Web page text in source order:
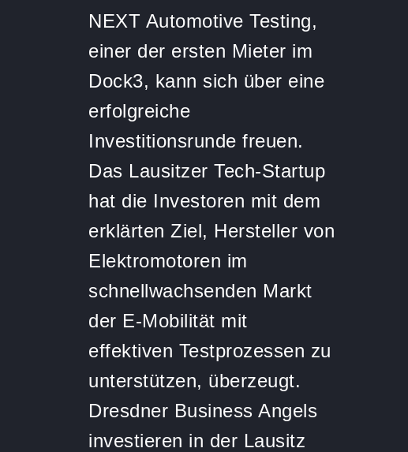
NEXT Automotive Testing,
einer der ersten Mieter im
Dock3, kann sich über eine
erfolgreiche
Investitionsrunde freuen.
Das Lausitzer Tech-Startup
hat die Investoren mit dem
erklärten Ziel, Hersteller von
Elektromotoren im
schnellwachsenden Markt
der E-Mobilität mit
effektiven Testprozessen zu
unterstützen, überzeugt.
Dresdner Business Angels
investieren in der Lausitz